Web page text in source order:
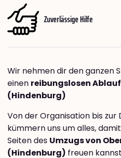
Zuverlässige Hilfe
Wir nehmen dir den ganzen
einen reibungslosen
(Hindenburg)
Von der Organisation bis zur
kümmern uns um alles,
Seiten des Umzugs von
(Hindenburg) freuen